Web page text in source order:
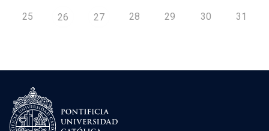
25 26 27 28 29 30 31